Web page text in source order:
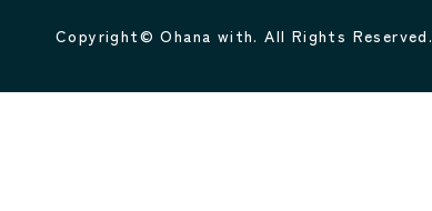
Copyright© Ohana with. All Rights Reserved.